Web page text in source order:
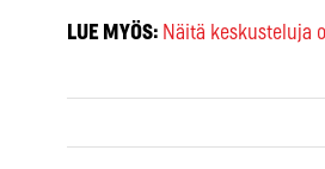
LUE MYÖS: Näitä keskusteluja